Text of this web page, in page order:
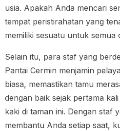
usia. Apakah Anda mencari
tempat peristirahatan yang
memiliki sesuatu untuk semua
Selain itu, para staf yang
Pantai Cermin menjamin
biasa, memastikan tamu
dengan baik sejak pertama
kaki di taman ini. Dengan staf
membantu Anda setiap saat,